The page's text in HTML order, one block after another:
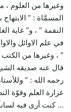
وغيرها من العلوم ،
المسمَّاة : ”
النقمة ” ، و” غاية
في علم الاوائل
” ، وغيرها من الكتب
قال عنه صديقه
رحمه الله : ”
غزارة العلم وقوّة
… كنت أرى فيه